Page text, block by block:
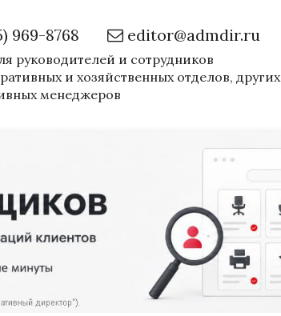
969-8768 editor@admdir.ru
руководителей и сотрудников
и хозяйственных отделов, других
менеджеров